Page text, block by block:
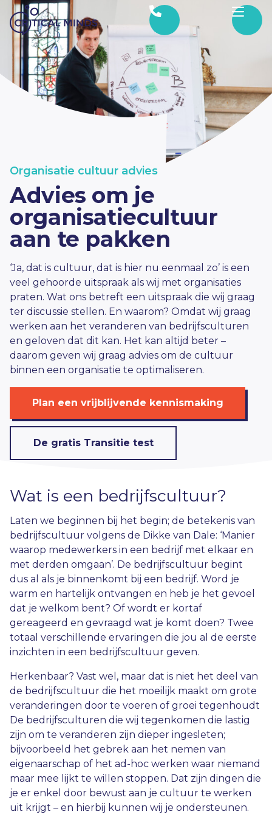
Ga naar de inhoud
Organisatie cultuur advies
Advies om je
organisatiecultuur
aan te pakken
‘Ja, dat is cultuur, dat is hier nu eenmaal zo’ is een
veel gehoorde uitspraak als wij met organisaties
praten. Wat ons betreft een uitspraak die wij graag
ter discussie stellen. En waarom? Omdat wij graag
werken aan het veranderen van bedrijfsculturen
en geloven dat dit kan. Het kan altijd beter –
daarom geven wij graag advies om de cultuur
binnen een organisatie te optimaliseren.
Plan een vrijblijvende kennismaking
De gratis Transitie test
Wat is een bedrijfscultuur?
Laten we beginnen bij het begin; de betekenis van
bedrijfscultuur volgens de Dikke van Dale: ‘Manier
waarop medewerkers in een bedrijf met elkaar en
met derden omgaan’. De bedrijfscultuur begint
dus al als je binnenkomt bij een bedrijf. Word je
warm en hartelijk ontvangen en heb je het gevoel
dat je welkom bent? Of wordt er kortaf
gereageerd en gevraagd wat je komt doen? Twee
totaal verschillende ervaringen die jou al de eerste
inzichten in een bedrijfscultuur geven.
Herkenbaar? Vast wel, maar dat is niet het deel van
de bedrijfscultuur die het moeilijk maakt om grote
veranderingen door te voeren of groei tegenhoudt
De bedrijfsculturen die wij tegenkomen die lastig
zijn om te veranderen zijn dieper ingesleten;
bijvoorbeeld het gebrek aan het nemen van
eigenaarschap of het ad-hoc werken waar niemand
maar mee lijkt te willen stoppen. Dat zijn dingen die
je er enkel door bewust aan je cultuur te werken
uit krijgt – en hierbij kunnen wij je ondersteunen.